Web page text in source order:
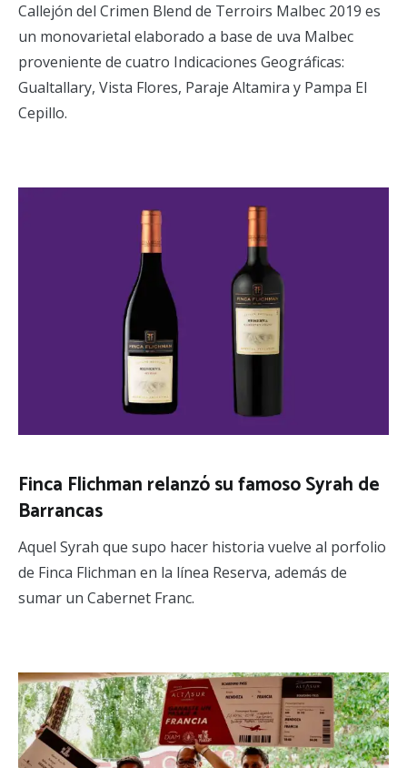
Callejón del Crimen Blend de Terroirs Malbec 2019 es
un monovarietal elaborado a base de uva Malbec
proveniente de cuatro Indicaciones Geográficas:
Gualtallary, Vista Flores, Paraje Altamira y Pampa El
Cepillo.
Finca Flichman relanzó su famoso Syrah de
Barrancas
Aquel Syrah que supo hacer historia vuelve al porfolio
de Finca Flichman en la línea Reserva, además de
sumar un Cabernet Franc.